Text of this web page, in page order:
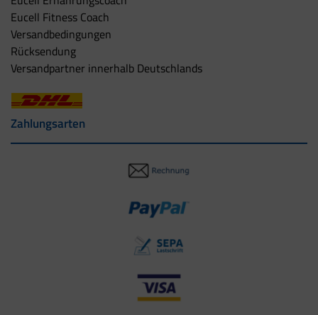
Eucell Fitness Coach
Versandbedingungen
Rücksendung
Versandpartner innerhalb Deutschlands
Zahlungsarten